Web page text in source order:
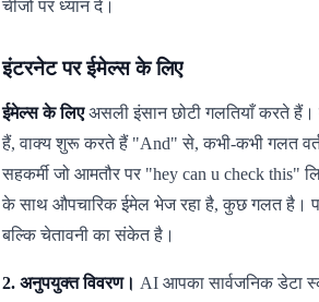
चीजों पर ध्यान दें।
इंटरनेट पर ईमेल्स के लिए
ईमेल्स के लिएअसली इंसान छोटी गलतियाँ करते हैं।
हैं, वाक्य शुरू करते हैं "And" से, कभी-कभी गलत
सहकर्मी जो आमतौर पर "hey can u check this"
के साथ औपचारिक ईमेल भेज रहा है, कुछ गलत है।
बल्कि चेतावनी का संकेत है।
2. अनुपयुक्त विवरण। AI आपका सार्वजनिक डेटा